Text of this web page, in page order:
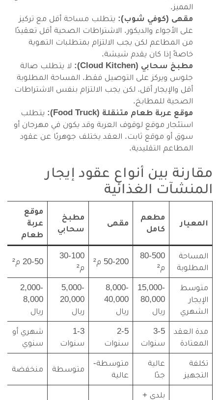
المميز.
مقهى (كوفي شوب): يتطلب مساحة أقل مع تركيز
على الأجواء والديكور. الاشتراطات الصحية أقل تعقيدًا
من المطاعم لكن يجب الالتزام بمتطلبات التهوية
خاصةً إذا كان يقدم شيشة.
مطبخ سحابي (Cloud Kitchen):
لا يتطلب صالة
جلوس ويركز على التوصيل فقط. المساحة المطلوبة
أقل والإيجار أقل، لكن يجب الالتزام بنفس الاشتراطات
الصحية للمطابخ.
موقع عربة طعام متنقلة (Food Truck):
يتطلب
استئجار موقع لوقوف العربة وقد يكون في مهرجان أو
سوق أو موقع ثابت. العقد يختلف جوهريًا عن عقود
المطاعم التقليدية.
مقارنة بين أنواع عقود إيجار
المنشآت الغذائية
المعيار
مطعم
كامل
مقهى
مطبخ
سحابي
موقع
عربة
طعام
المساحة
المطلوبة
80-500
م²
50-200 م²
30-100
م²
20-50 م²
متوسط
الإيجار
الشهري
15,000-
80,000
ريال
8,000-
40,000
ريال
5,000-
20,000
ريال
2,000-
8,000
ريال
مدة العقد
المعتادة
3-5
سنوات
2-5
سنوات
1-3
سنوات
شهري أو
سنوي
تكلفة
التجهيز
عالية
جدًا
متوسطة-
عالية
متوسطة منخفضة
بلدي +